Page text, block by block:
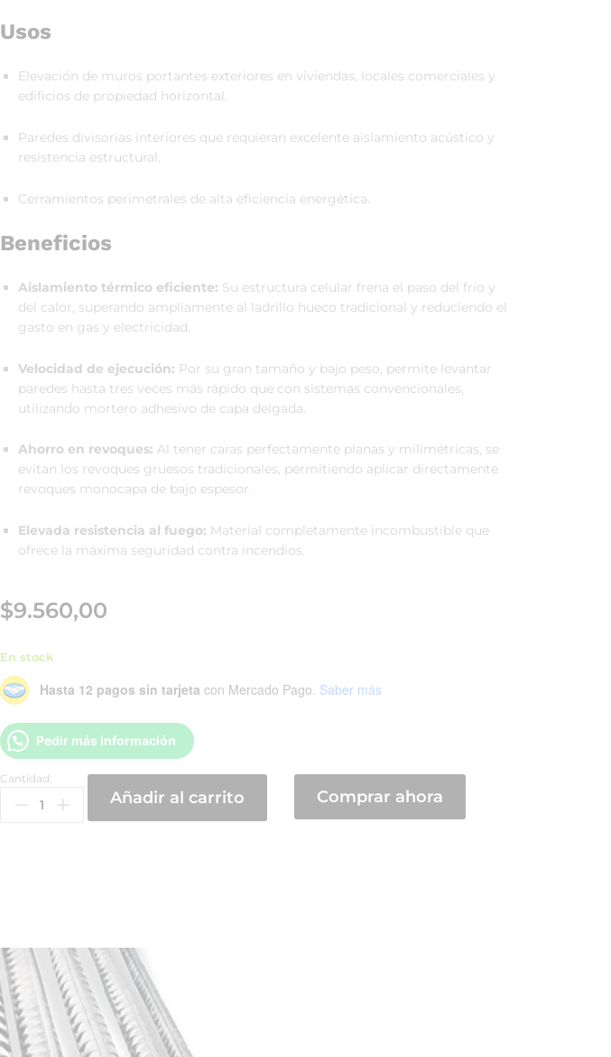
Usos
Elevación de muros portantes exteriores en viviendas, locales comerciales y
edificios de propiedad horizontal.
Paredes divisorias interiores que requieran excelente aislamiento acústico y
resistencia estructural.
Cerramientos perimetrales de alta eficiencia energética.
Beneficios
Aislamiento térmico eficiente: Su estructura celular frena el paso del frío y
del calor, superando ampliamente al ladrillo hueco tradicional y reduciendo el
gasto en gas y electricidad.
Velocidad de ejecución: Por su gran tamaño y bajo peso, permite levantar
paredes hasta tres veces más rápido que con sistemas convencionales,
utilizando mortero adhesivo de capa delgada.
Ahorro en revoques: Al tener caras perfectamente planas y milimétricas, se
evitan los revoques gruesos tradicionales, permitiendo aplicar directamente
revoques monocapa de bajo espesor.
Elevada resistencia al fuego: Material completamente incombustible que
ofrece la máxima seguridad contra incendios.
$9.560,00
En stock
Hasta 12 pagos sin tarjeta con Mercado Pago. Saber más
Pedir más información
Cantidad:
Añadir al carrito Comprar ahora